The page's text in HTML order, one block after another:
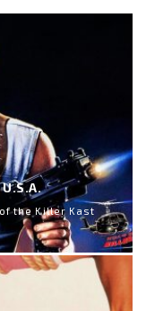
U.S.A.
the Killer Kast